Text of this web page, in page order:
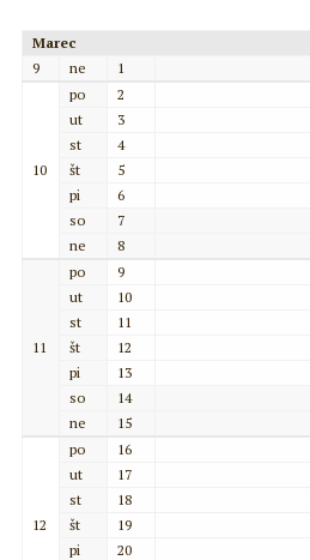
Marec
9
ne 1
10
po
2
ut
3
st
4
št
5
pi
6
so
7
ne
8
11
po
9
ut
10
st
11
št
12
pi
13
so
14
ne
15
12
po
16
ut
17
st
18
št
19
pi
20